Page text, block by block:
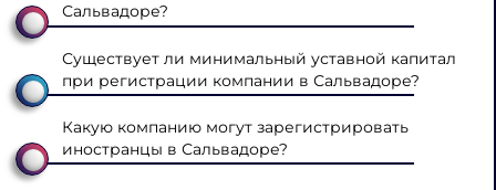
Сальвадоре?
Существует ли минимальный уставной капитал
при регистрации компании в Сальвадоре?
Какую компанию могут зарегистрировать
иностранцы в Сальвадоре?